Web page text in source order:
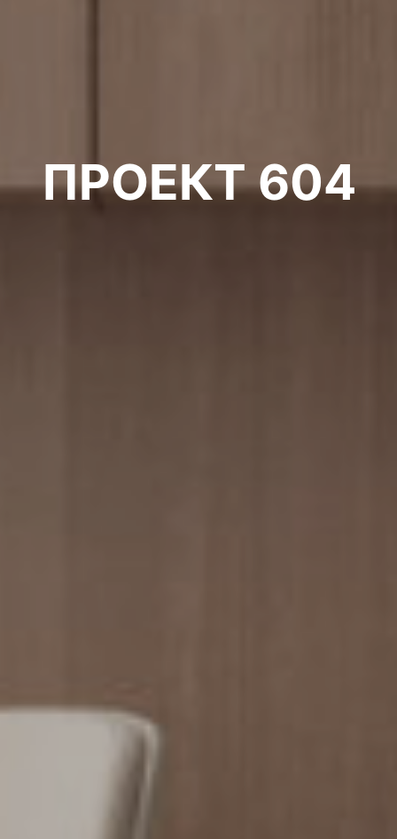
ПРОЕКТ 604